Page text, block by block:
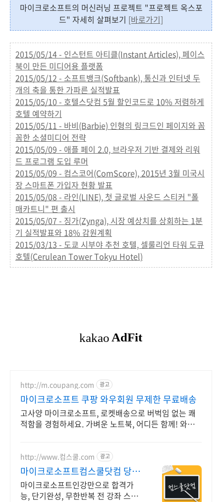
마이크로소프트의 머신러닝 프로젝트 "프로젝트 옥스포
드" 자세히 살펴보기 [바로가기]
2015/05/14 - 인스턴트 아티클(Instant Articles), 페이스
북이 만든 미디어용 플랫폼
2015/05/12 - 소프트뱅크(Softbank), 통신과 인터넷 두
개의 축을 통한 가파른 실적발표
2015/05/10 - 호텔스닷컴 5월 할인코드로 10% 저렴하게
호텔 예약하기
2015/05/11 - 바비(Barbie) 인형의 링크드인 페이지와 꼼
꼼한 소셜미디어 전략
2015/05/09 - 애플 페이 2.0, 브라우저 기반 결제와 리워
드 프로그램 도입 루머
2015/05/09 - 컴스코어(ComScore), 2015년 3월 미국시
장 스마트폰 가입자 현황 발표
2015/05/08 - 라인(LINE), 첫 글로벌 사운드 스티커 "폴
매카트니" 편 출시
2015/05/07 - 징가(Zynga), 시장 예상치를 상회하는 1분
기 실적발표와 18% 감원계획
2015/03/13 - 도쿄 시부야 추천 호텔, 셀룰리언 타워 도큐
호텔(Cerulean Tower Tokyu Hotel)
http://m.coupang.com 광고
마이크로소프트 쿠팡 와우회원 무제한 무료배송
고사양 마이크로소프트, 로켓배송으로 버벅임 없는 쾌
적함을 경험하세요. 가벼운 노트북, 어디든 함께! 와우
http://www.컴스쿨.com 광고
마이크로소프트컴스쿨닷컴 당일
신청&결제시 기프티콘!
마이크로소프트인강만으로 합격가
능, 단기완성, 무한반복 전 강좌 스마